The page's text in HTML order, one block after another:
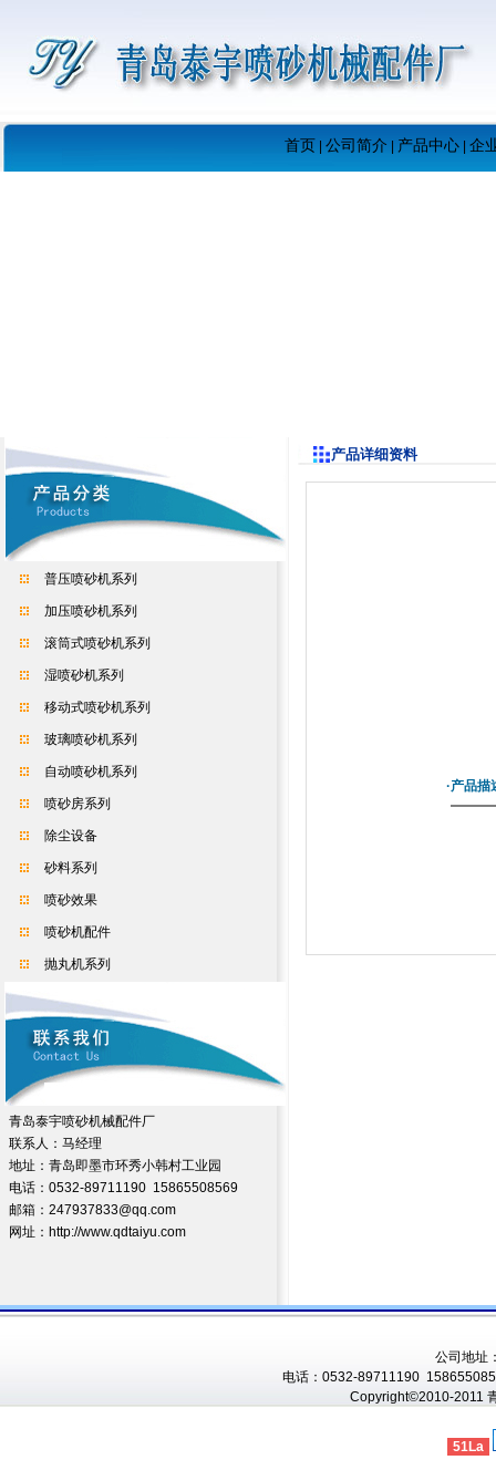
首页 公司简介 产品中心| 企
普压喷砂机系列
加压喷砂机系列
滚筒式喷砂机系列
湿喷砂机系列
移动式喷砂机系列
玻璃喷砂机系列
自动喷砂机系列
喷砂房系列
除尘设备
砂料系列
喷砂效果
喷砂机配件
抛丸机系列
青岛泰宇喷砂机械配件厂
联系人：马经理
地址：青岛即墨市环秀小韩村工业园
电话：0532-89711190 15865508569
邮箱：247937833@qq.com
网址：http://www.qdtaiyu.com
产品详细资料
·产品描
公司地址
电话：0532-89711190
Copyright©2010-2011
51La